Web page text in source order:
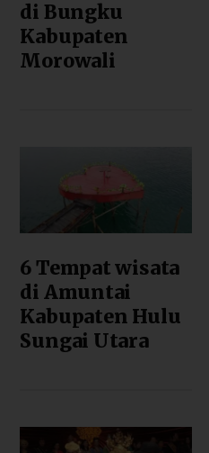
di Bungku
Kabupaten
Morowali
6 Tempat wisata
di Amuntai
Kabupaten Hulu
Sungai Utara